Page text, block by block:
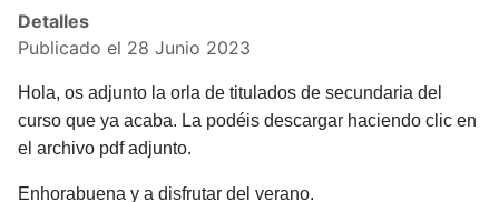
Detalles
Publicado el 28 Junio 2023
Hola, os adjunto la orla de titulados de secundaria del
curso que ya acaba. La podéis descargar haciendo clic en
el archivo pdf adjunto.
Enhorabuena y a disfrutar del verano.